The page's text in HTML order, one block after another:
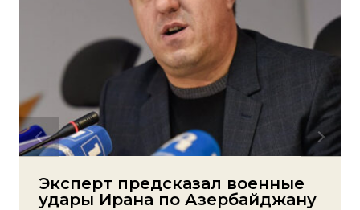
Эксперт предсказал военные
удары Ирана по Азербайджану